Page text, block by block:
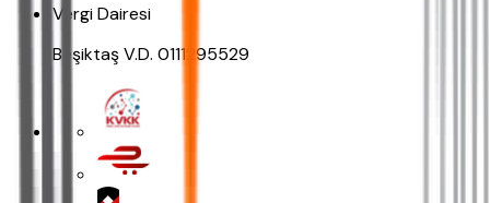
Vergi Dairesi
Beşiktaş V.D. 0111295529